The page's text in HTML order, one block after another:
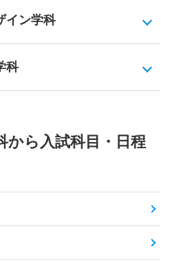
イン学科
科
から入試科目・日程